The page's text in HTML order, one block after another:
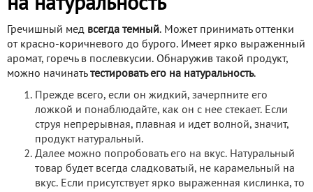
на натуральность
Гречишный мед всегда темный. Может принимать оттенки
от красно-коричневого до бурого. Имеет ярко выраженный
аромат, горечь в послевкусии. Обнаружив такой продукт,
можно начинать тестировать его на натуральность.
Прежде всего, если он жидкий, зачерпните его
ложкой и понаблюдайте, как он с нее стекает. Если
струя непрерывная, плавная и идет волной, значит,
продукт натуральный.
Далее можно попробовать его на вкус. Натуральный
товар будет всегда сладковатый, не карамельный на
вкус. Если присутствует ярко выраженная кислинка, то